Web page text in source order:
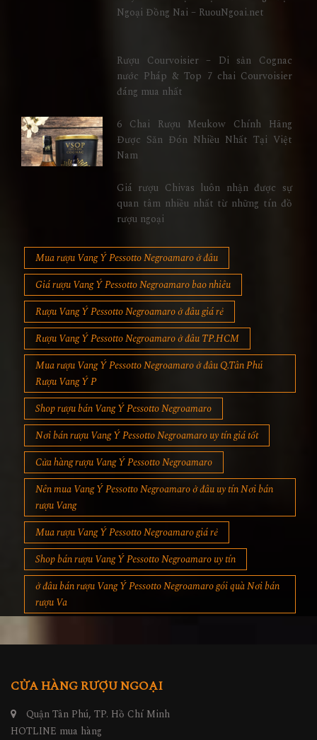
Ngoại Đồng Nai – RuouNgoai.net
Rượu Courvoisier – Di sản Cognac
nước Pháp & Top 7 chai Courvoisier
đáng mua nhất
6 Chai Rượu Meukow Chính Hãng
Được Săn Đón Nhiều Nhất Tại Việt
Nam
Giá rượu Chivas luôn nhận được sự
quan tâm nhiều nhất từ những tín đồ
rượu ngoại
Mua rượu Vang Ý Pessotto Negroamaro ở đâu
Giá rượu Vang Ý Pessotto Negroamaro bao nhiêu
Rượu Vang Ý Pessotto Negroamaro ở đâu giá rẻ
Rượu Vang Ý Pessotto Negroamaro ở đâu TP.HCM
Mua rượu Vang Ý Pessotto Negroamaro ở đâu Q.Tân Phú
Rượu Vang Ý P
Shop rượu bán Vang Ý Pessotto Negroamaro
Nơi bán rượu Vang Ý Pessotto Negroamaro uy tín giá tốt
Cửa hàng rượu Vang Ý Pessotto Negroamaro
Nên mua Vang Ý Pessotto Negroamaro ở đâu uy tín Nơi bán
rượu Vang
Mua rượu Vang Ý Pessotto Negroamaro giá rẻ
Shop bán rượu Vang Ý Pessotto Negroamaro uy tín
ở đâu bán rượu Vang Ý Pessotto Negroamaro gói quà Nơi bán
rượu Va
CỬA HÀNG RƯỢU NGOẠI
Quận Tân Phú, TP. Hồ Chí Minh
HOTLINE mua hàng